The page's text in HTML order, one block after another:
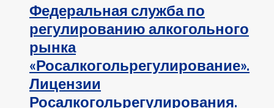
Федеральная служба по
регулированию алкогольного
рынка
«Росалкогольрегулирование».
Лицензии
Росалкогольрегулирования.